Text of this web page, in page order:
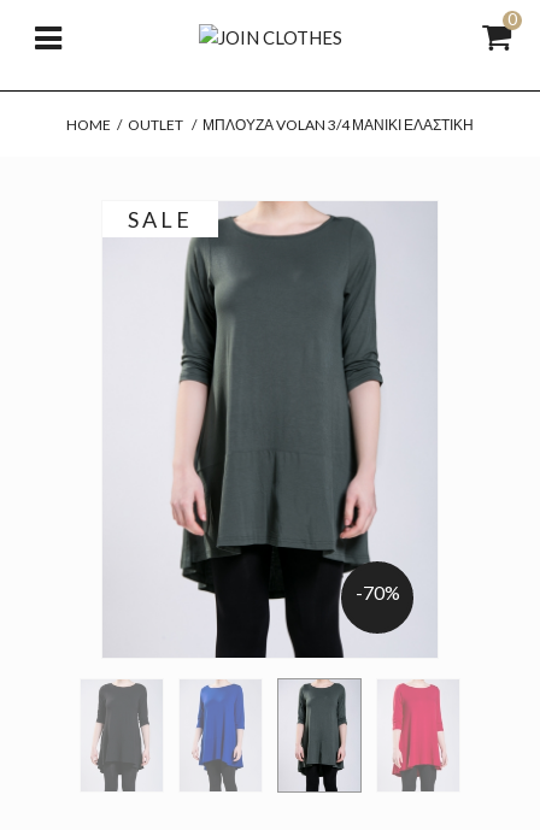
0
HOME / OUTLET / ΜΠΛΟΎΖΑ VOLAN 3/4 ΜΑΝΊΚΙ ΕΛΑΣΤΙΚΉ
SALE
-70%